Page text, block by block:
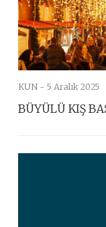
KUN - 5 Aralık 2025
BÜYÜLÜ KIŞ